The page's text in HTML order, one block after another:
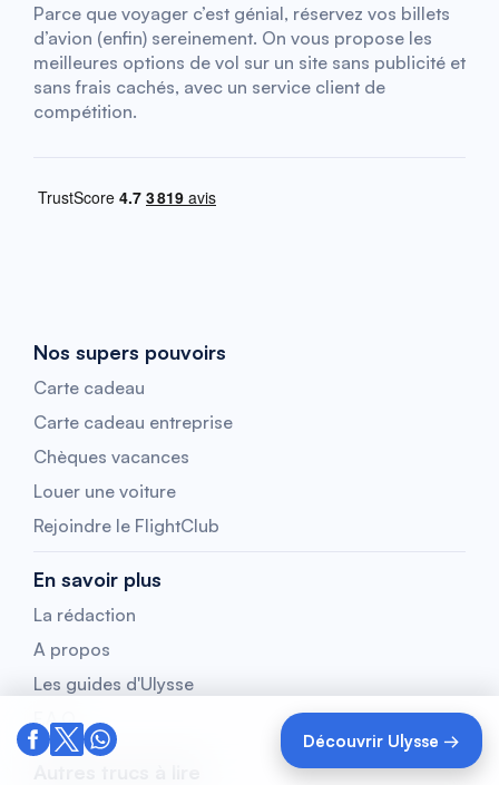
Découvrir Ulysse →
Parce que voyager c’est génial, réservez vos billets
d’avion (enfin) sereinement. On vous propose les
meilleures options de vol sur un site sans publicité et
sans frais cachés, avec un service client de
compétition.
Nos supers pouvoirs
Carte cadeau
Carte cadeau entreprise
Chèques vacances
Louer une voiture
Rejoindre le FlightClub
En savoir plus
La rédaction
A propos
Les guides d'Ulysse
F.A.Q